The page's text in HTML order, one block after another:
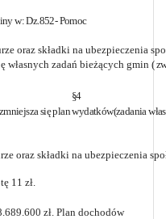
w: Dz.852- Pomoc
oraz składki na ubezpieczenia
własnych zadań bieżących gmin(
§4
się plan wydatków(zadania
oraz składki na ubezpieczenia
11 zł.
zł. Plan dochodów